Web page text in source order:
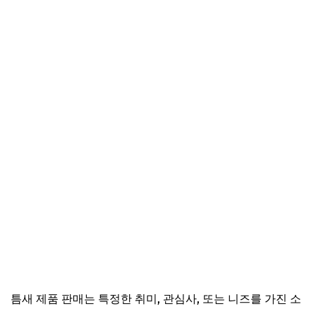
틈새 제품 판매는 특정한 취미, 관심사, 또는 니즈를 가진 소